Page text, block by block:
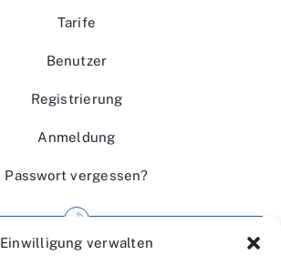
Einwilligung verwalten
Tarife
Benutzer
Registrierung
Anmeldung
Passwort vergessen?